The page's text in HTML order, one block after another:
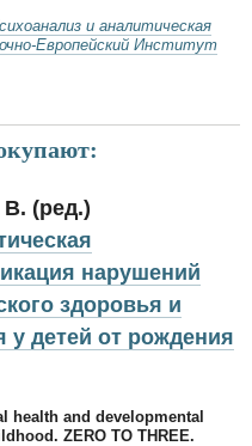
и аналитическая
Европейский Институт
(ред.)
нарушений
здоровья и
у детей от рождения
health and developmental
ZERO TO THREE.